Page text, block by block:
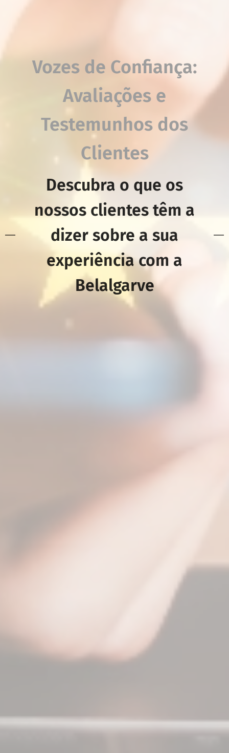
Vozes de Confiança:
Avaliações e
Testemunhos dos
Clientes
Descubra o que os
nossos clientes têm a
dizer sobre a sua
experiência com a
Belalgarve